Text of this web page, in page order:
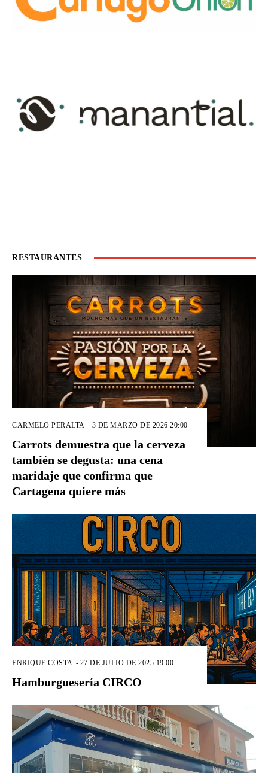
RESTAURANTES
CARMELO PERALTA - 3 DE MARZO DE 2026 20:00
Carrots demuestra que la cerveza
también se degusta: una cena
maridaje que confirma que
Cartagena quiere más
ENRIQUE COSTA - 27 DE JULIO DE 2025 19:00
Hamburguesería CIRCO